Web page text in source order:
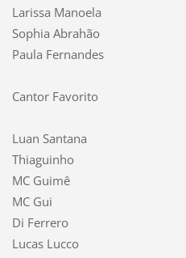
Larissa Manoela
Sophia Abrahão
Paula Fernandes
Cantor Favorito
Luan Santana
Thiaguinho
MC Guimê
MC Gui
Di Ferrero
Lucas Lucco